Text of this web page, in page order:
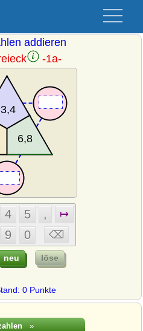
»
addieren
-1a-
0 Punkte